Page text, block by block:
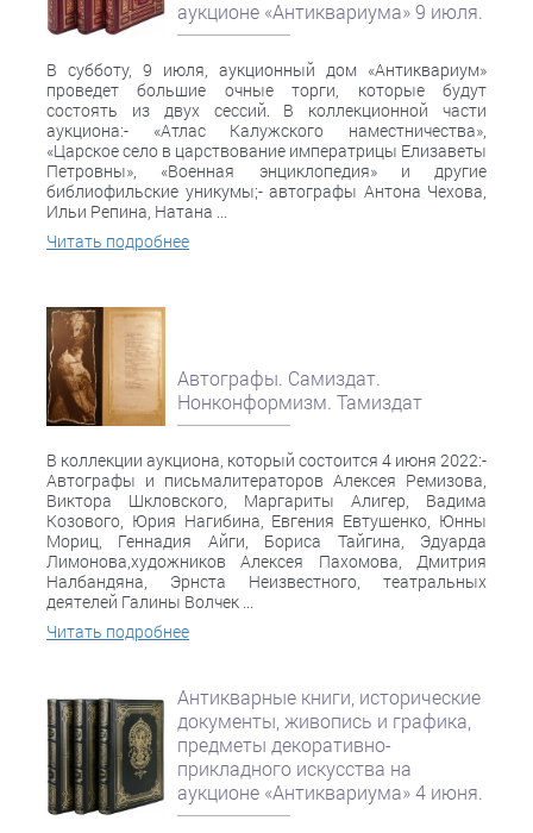
аукционе «Антиквариума» 9 июля.
В субботу, 9 июля, аукционный дом «Антиквариум»
проведет большие очные торги, которые будут
состоять из двух сессий. В коллекционной части
аукциона:- «Атлас Калужского наместничества»,
«Царское село в царствование императрицы Елизаветы
Петровны», «Военная энциклопедия» и другие
библиофильские уникумы;- автографы Антона Чехова,
Ильи Репина, Натана ...
Читать подробнее
Автографы. Самиздат.
Нонконформизм. Тамиздат
В коллекции аукциона, который состоится 4 июня 2022:-
Автографы и письмалитераторов Алексея Ремизова,
Виктора Шкловского, Маргариты Алигер, Вадима
Козового, Юрия Нагибина, Евгения Евтушенко, Юнны
Мориц, Геннадия Айги, Бориса Тайгина, Эдуарда
Лимонова,художников Алексея Пахомова, Дмитрия
Налбандяна, Эрнста Неизвестного, театральных
деятелей Галины Волчек ...
Читать подробнее
Антикварные книги, исторические
документы, живопись и графика,
предметы декоративно-
прикладного искусства на
аукционе «Антиквариума» 4 июня.